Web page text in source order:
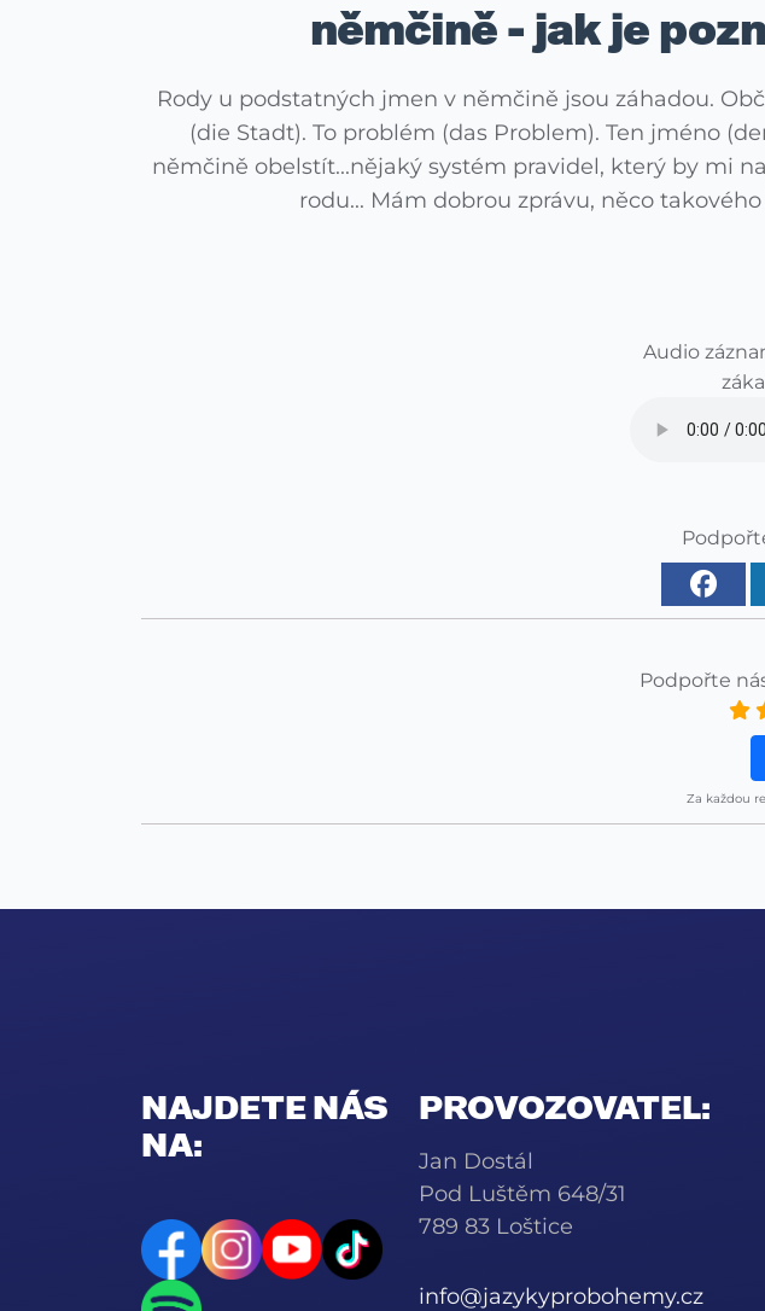
němčině - jak je
Rody u podstatných jmen v němčině jsou záhadou.
(die Stadt). To problém (das Problem). Ten jméno
němčině obelstít...nějaký systém pravidel, který by mi
rodu... Mám dobrou zprávu, něco
Audio
Podpořte
Za každou
NAJDETE NÁS
NA:
PROVOZOVATEL:
Jan Dostál
Pod Luštěm 648/31
789 83 Loštice
info@jazykyprobohemy.cz